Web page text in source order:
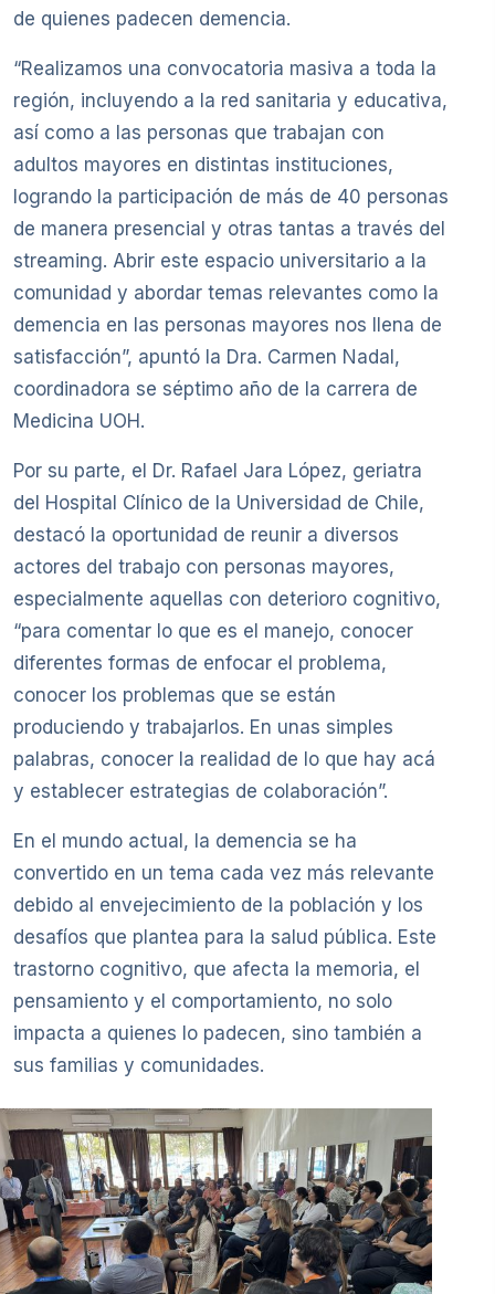
de quienes padecen demencia.
“Realizamos una convocatoria masiva a toda la
región, incluyendo a la red sanitaria y educativa,
así como a las personas que trabajan con
adultos mayores en distintas instituciones,
logrando la participación de más de 40 personas
de manera presencial y otras tantas a través del
streaming. Abrir este espacio universitario a la
comunidad y abordar temas relevantes como la
demencia en las personas mayores nos llena de
satisfacción”, apuntó la Dra. Carmen Nadal,
coordinadora se séptimo año de la carrera de
Medicina UOH.
Por su parte, el Dr. Rafael Jara López, geriatra
del Hospital Clínico de la Universidad de Chile,
destacó la oportunidad de reunir a diversos
actores del trabajo con personas mayores,
especialmente aquellas con deterioro cognitivo,
“para comentar lo que es el manejo, conocer
diferentes formas de enfocar el problema,
conocer los problemas que se están
produciendo y trabajarlos. En unas simples
palabras, conocer la realidad de lo que hay acá
y establecer estrategias de colaboración”.
En el mundo actual, la demencia se ha
convertido en un tema cada vez más relevante
debido al envejecimiento de la población y los
desafíos que plantea para la salud pública. Este
trastorno cognitivo, que afecta la memoria, el
pensamiento y el comportamiento, no solo
impacta a quienes lo padecen, sino también a
sus familias y comunidades.